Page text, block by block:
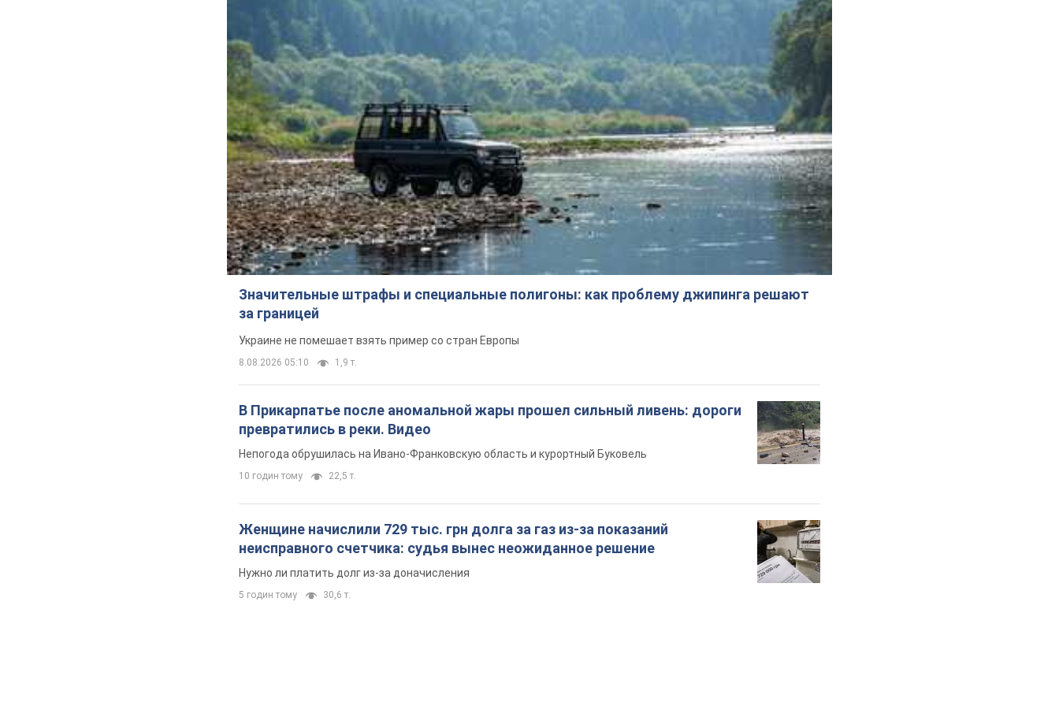
Значительные штрафы и специальные полигоны: как проблему джипинга решают
за границей
Украине не помешает взять пример со стран Европы
8.08.2026 05:10 1,9 т.
В Прикарпатье после аномальной жары прошел сильный ливень: дороги
превратились в реки. Видео
Непогода обрушилась на Ивано-Франковскую область и курортный Буковель
10 годин тому 22,5 т.
Женщине начислили 729 тыс. грн долга за газ из-за показаний
неисправного счетчика: судья вынес неожиданное решение
Нужно ли платить долг из-за доначисления
5 годин тому 30,6 т.